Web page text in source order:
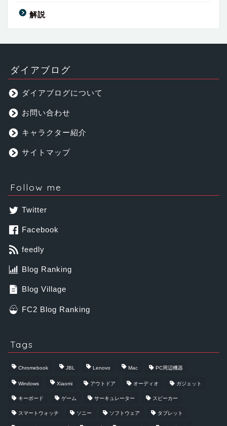
解説
ダイアブログ
ダイアブログについて
お問い合わせ
キャラクター紹介
サイトマップ
Follow me
Twitter
Facebook
feedly
Blog Ranking
Blog Village
FC2 Blog Ranking
Tags
Chromebook JBL Lenovo Mac PC周辺機器
Windows Xiaomi アウトドア オーディオ ガジェット
キーボード ゲーム サーキュレーター スピーカー
スマートウォッチ ソニー ソフトウェア タブレット